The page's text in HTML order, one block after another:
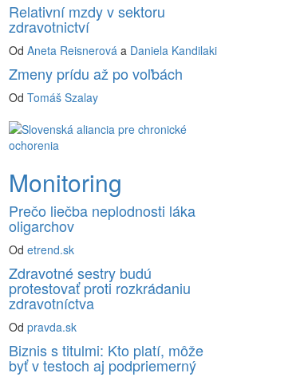
Relativní mzdy v sektoru
zdravotnictví
OdAneta Reisnerová a Daniela Kandilaki
Zmeny prídu až po voľbách
OdTomáš Szalay
Monitoring
Prečo liečba neplodnosti láka
oligarchov
Odetrend.sk
Zdravotné sestry budú
protestovať proti rozkrádaniu
zdravotníctva
Odpravda.sk
Biznis s titulmi: Kto platí, môže
byť v testoch aj podpriemerný